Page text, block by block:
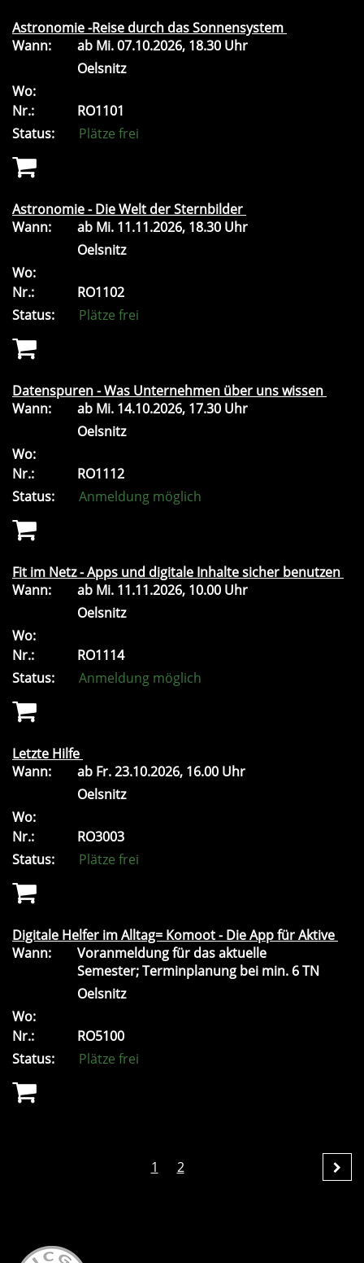
Astronomie -Reise durch das Sonnensystem
Wann:
ab Mi.07.10.2026, 18.30 Uhr
Oelsnitz
Wo:
Nr.:
RO1101
Status:
Plätze frei
Astronomie - Die Welt der Sternbilder
Wann:
ab Mi. 11.11.2026, 18.30 Uhr
Oelsnitz
Wo:
Nr.:
RO1102
Status:
Plätze frei
Datenspuren - Was Unternehmen über uns wissen
Wann:
ab Mi. 14.10.2026, 17.30 Uhr
Oelsnitz
Wo:
Nr.:
RO1112
Status:
Anmeldung möglich
Fit im Netz - Apps und digitale Inhalte sicher benutzen
Wann:
ab Mi. 11.11.2026, 10.00 Uhr
Oelsnitz
Wo:
Nr.:
RO1114
Status:
Anmeldung möglich
Letzte Hilfe
Wann:
ab Fr.23.10.2026, 16.00 Uhr
Oelsnitz
Wo:
Nr.:
RO3003
Status:
Plätze frei
Digitale Helfer im Alltag= Komoot - Die App für Aktive
Wann:
Voranmeldung für das aktuelle
Semester; Terminplanung bei min. 6 TN
Oelsnitz
Wo:
Nr.:
RO5100
Status:
Plätze frei
1 2